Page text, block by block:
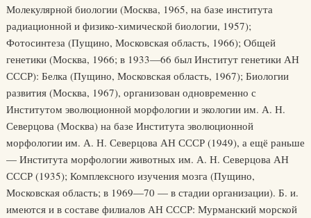
Молекулярной биологии (Москва, 1965, на базе института
радиационной и физико-химической биологии, 1957);
Фотосинтеза (Пущино, Московская область, 1966); Общей
генетики (Москва, 1966; в 1933—66 был Институт генетики АН
СССР): Белка (Пущино, Московская область, 1967); Биологии
развития (Москва, 1967), организован одновременно с
Институтом эволюционной морфологии и экологии им. А. Н.
Северцова (Москва) на базе Института эволюционной
морфологии им. А. Н. Северцова АН СССР (1949), а ещё раньше
— Института морфологии животных им. А. Н. Северцова АН
СССР (1935); Комплексного изучения мозга (Пущино,
Московская область; в 1969—70 — в стадии организации). Б. и.
имеются и в составе филиалов АН СССР: Мурманский морской